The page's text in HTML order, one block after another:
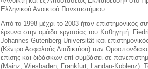
Ελληνικού Ανοικτού Πανεπιστήμιου.
Από το 1998 μέχρι το 2003 ήταν επιστημονικός
έρευνα στην ομάδα εργασίας του Καθηγητή
Johannes Gutenberg-Universität και
(Κέντρο Ασφαλούς Διαδικτύου) των
επίσης και διδάσκων επί συμβάσει σε
(Mainz, Wiesbaden, Frankfurt, Landau-Koblenz). Τα